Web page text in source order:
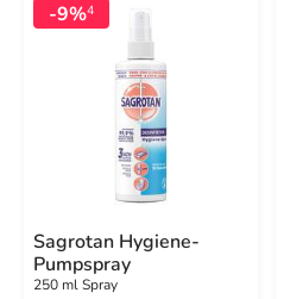
-9%4
Sagrotan Hygiene-
Pumpspray
250 ml Spray